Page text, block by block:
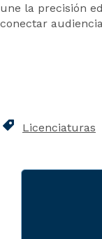
une la precisión
conectar
Licenciaturas